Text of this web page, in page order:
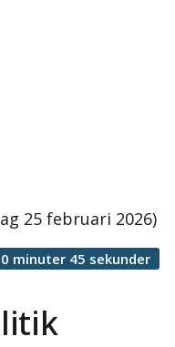
25 februari 2026)
minuter 45 sekunder